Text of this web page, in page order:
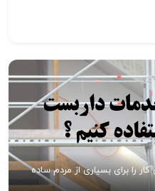
را برای بسیاری از مردم ساده